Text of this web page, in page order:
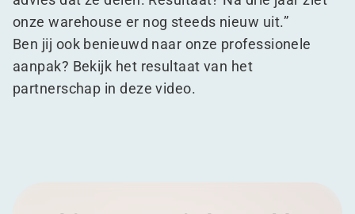
onze warehouse er nog steeds nieuw uit.”
Ben jij ook benieuwd naar onze professionele
aanpak? Bekijk het resultaat van het
partnerschap in deze video.